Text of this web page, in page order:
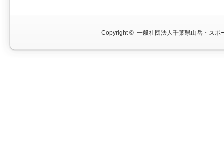
Copyright © 一般社団法人千葉県山岳・スポ